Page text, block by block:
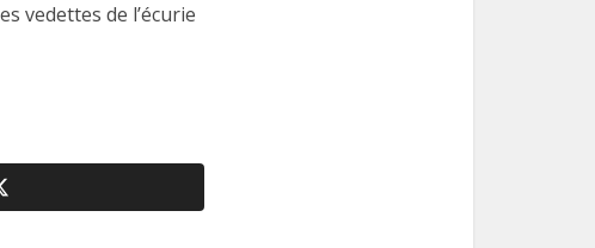
vedettes de l’écurie